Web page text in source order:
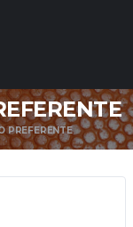
PREFERENTE